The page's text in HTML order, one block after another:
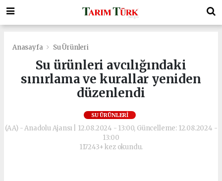
Anasayfa Su Ürünleri
Su ürünleri avcılığındaki
sınırlama ve kurallar yeniden
düzenlendi
SU ÜRÜNLERI
(AA) - Anadolu Ajansı | 12.08.2024 - 13:00, Güncelleme: 12.08.2024 -
13:00
117243+ kez okundu.